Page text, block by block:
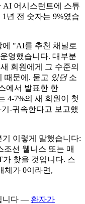
AI 어시스턴트에 스튜
년 전 숫자는 9%였습
"AI를 추천 채널로
영했습니다. 대부분
회원에게 그 수준의
때문에. 묻고 있던소
에서 발표한 한
4-7%의 새 회원이 첫
-귀속한다고 보고했
이렇게 말했습니다:
선 웰니스 또는 매
가 찾을 것입니다. 스
체가 0이라면,
니다 — 환자가